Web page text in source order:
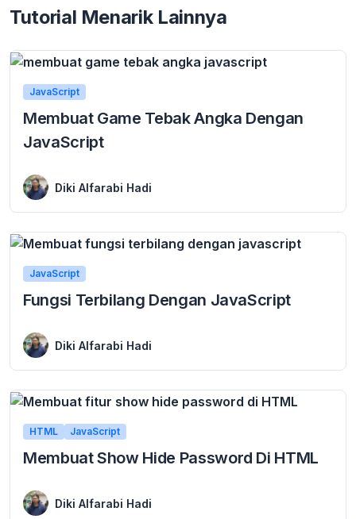
Tutorial Menarik Lainnya
JavaScript
Membuat Game Tebak Angka Dengan
JavaScript
Diki Alfarabi Hadi
JavaScript
Fungsi Terbilang Dengan JavaScript
Diki Alfarabi Hadi
HTML JavaScript
Membuat Show Hide Password Di HTML
Diki Alfarabi Hadi